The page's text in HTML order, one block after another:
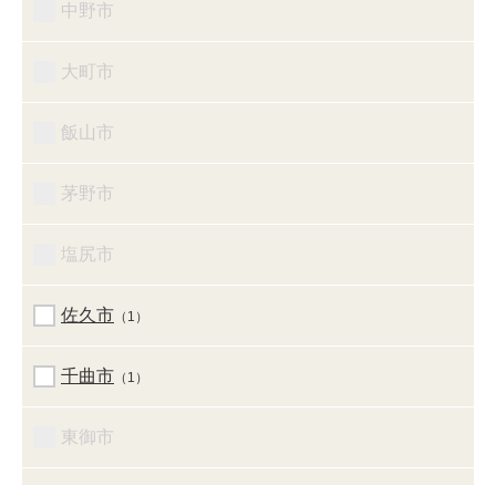
中野市
大町市
飯山市
茅野市
塩尻市
佐久市 （1）
千曲市 （1）
東御市